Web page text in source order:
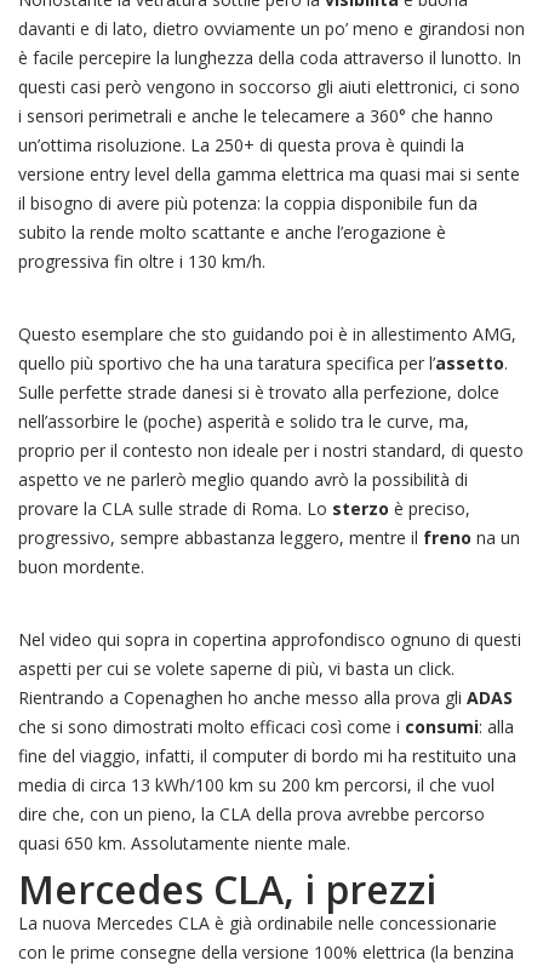
davanti e di lato, dietro ovviamente un po’ meno e girandosi non
è facile percepire la lunghezza della coda attraverso il lunotto. In
questi casi però vengono in soccorso gli aiuti elettronici, ci sono
i sensori perimetrali e anche le telecamere a 360° che hanno
un’ottima risoluzione. La 250+ di questa prova è quindi la
versione entry level della gamma elettrica ma quasi mai si sente
il bisogno di avere più potenza: la coppia disponibile fun da
subito la rende molto scattante e anche l’erogazione è
progressiva fin oltre i 130 km/h.
Questo esemplare che sto guidando poi è in allestimento AMG,
quello più sportivo che ha una taratura specifica per l’assetto.
Sulle perfette strade danesi si è trovato alla perfezione, dolce
nell’assorbire le (poche) asperità e solido tra le curve, ma,
proprio per il contesto non ideale per i nostri standard, di questo
aspetto ve ne parlerò meglio quando avrò la possibilità di
provare la CLA sulle strade di Roma. Lo sterzo è preciso,
progressivo, sempre abbastanza leggero, mentre il freno na un
buon mordente.
Nel video qui sopra in copertina approfondisco ognuno di questi
aspetti per cui se volete saperne di più, vi basta un click.
Rientrando a Copenaghen ho anche messo alla prova gli ADAS
che si sono dimostrati molto efficaci così come i consumi: alla
fine del viaggio, infatti, il computer di bordo mi ha restituito una
media di circa 13 kWh/100 km su 200 km percorsi, il che vuol
dire che, con un pieno, la CLA della prova avrebbe percorso
quasi 650 km. Assolutamente niente male.
Mercedes CLA, i prezzi
La nuova Mercedes CLA è già ordinabile nelle concessionarie
con le prime consegne della versione 100% elettrica (la benzina